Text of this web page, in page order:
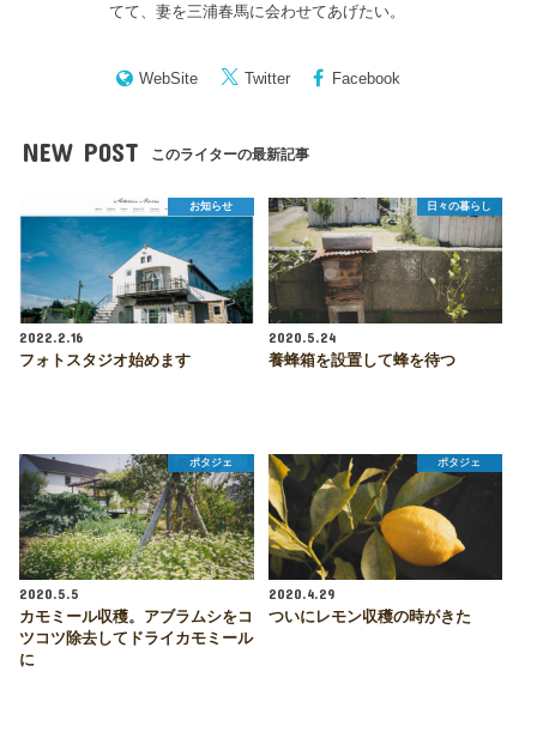
てて、妻を三浦春馬に会わせてあげたい。
WebSite Twitter Facebook
NEW POST このライターの最新記事
お知らせ
2022.2.16
フォトスタジオ始めます
日々の暮らし
2020.5.24
養蜂箱を設置して蜂を待つ
ポタジェ
2020.5.5
カモミール収穫。アブラムシをコ
ツコツ除去してドライカモミール
に
ポタジェ
2020.4.29
ついにレモン収穫の時がきた